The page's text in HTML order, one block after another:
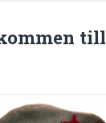
till